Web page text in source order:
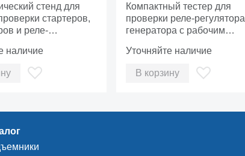
стенд для
стартеров,
и реле-
наличие
Компактный тестер для
проверки реле-регулятора
генератора с рабочим
Уточняйте наличие
В корзину